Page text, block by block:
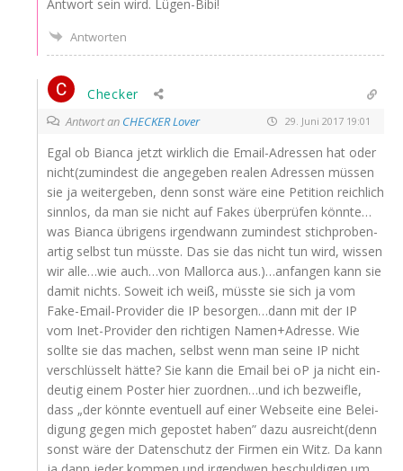
Ant­wort sein wird. Lügen-Bibi!
Antworten
Checker
Antwort an CHECKER Lover 29. Juni 2017 19:01
Egal ob Bian­ca jetzt wirk­lich die Email-Adres­sen hat oder
nicht(zumindest die ange­ge­ben rea­len Adres­sen müs­sen
sie ja wei­ter­ge­ben, denn sonst wäre eine Peti­ti­on reich­lich
sinn­los, da man sie nicht auf Fakes über­prü­fen könnte…
was Bian­ca übri­gens irgend­wann zumin­dest stich­pro­ben­
ar­tig selbst tun müss­te. Das sie das nicht tun wird, wis­sen
wir alle…wie auch…von Mal­lor­ca aus.)…anfangen kann sie
damit nichts. Soweit ich weiß, müss­te sie sich ja vom
Fake-Email-Pro­vi­der die IP besorgen…dann mit der IP
vom Inet-Pro­vi­der den rich­ti­gen Namen+Adresse. Wie
soll­te sie das machen, selbst wenn man sei­ne IP nicht
ver­schlüs­selt hät­te? Sie kann die Email bei oP ja nicht ein­
deu­tig einem Pos­ter hier zuordnen…und ich bezweif­le,
dass „der könn­te even­tu­ell auf einer Web­sei­te eine Belei­
di­gung gegen mich gepos­tet haben” dazu ausreicht(denn
sonst wäre der Daten­schutz der Fir­men ein Witz. Da kann